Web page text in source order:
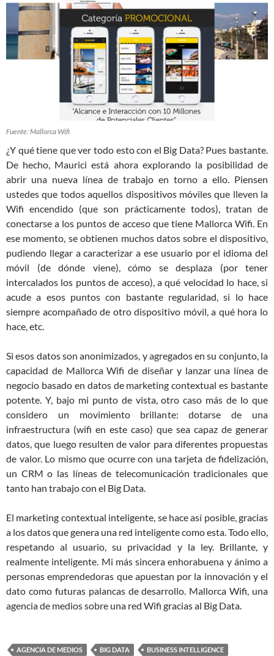
Fuente: Mallorca Wifi
¿Y qué tiene que ver todo esto con el Big Data? Pues bastante.
De hecho, Maurici está ahora explorando la posibilidad de
abrir una nueva línea de trabajo en torno a ello. Piensen
ustedes que todos aquellos dispositivos móviles que lleven la
Wifi encendido (que son prácticamente todos), tratan de
conectarse a los puntos de acceso que tiene Mallorca Wifi. En
ese momento, se obtienen muchos datos sobre el dispositivo,
pudiendo llegar a caracterizar a ese usuario por el idioma del
móvil (de dónde viene), cómo se desplaza (por tener
intercalados los puntos de acceso), a qué velocidad lo hace, si
acude a esos puntos con bastante regularidad, si lo hace
siempre acompañado de otro dispositivo móvil, a qué hora lo
hace, etc.
Si esos datos son anonimizados, y agregados en su conjunto, la
capacidad de Mallorca Wifi de diseñar y lanzar una línea de
negocio basado en datos de marketing contextual es bastante
potente. Y, bajo mi punto de vista, otro caso más de lo que
considero un movimiento brillante: dotarse de una
infraestructura (wifi en este caso) que sea capaz de generar
datos, que luego resulten de valor para diferentes propuestas
de valor. Lo mismo que ocurre con una tarjeta de fidelización,
un CRM o las líneas de telecomunicación tradicionales que
tanto han trabajo con el Big Data.
El marketing contextual inteligente, se hace así posible, gracias
a los datos que genera una red inteligente como esta. Todo ello,
respetando al usuario, su privacidad y la ley. Brillante, y
realmente inteligente. Mi más sincera enhorabuena y ánimo a
personas emprendedoras que apuestan por la innovación y el
dato como futuras palancas de desarrollo. Mallorca Wifi, una
agencia de medios sobre una red Wifi gracias al Big Data.
AGENCIA DE MEDIOS BIG DATA
BUSINESS INTELLIGENCE